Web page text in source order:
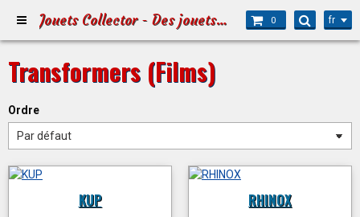
Jouets Collector - Des jouets pour Petits et Grands 0 fr
Transformers (Films)
Ordre
KUP RHINOX